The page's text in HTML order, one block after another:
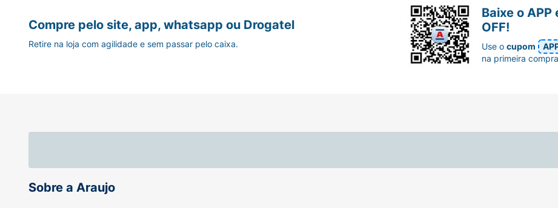
Sobre a Araujo
Compre pelo site, app, whatsapp ou Drogatel
Retire na loja com agilidade e sem passar pelo caixa.
Baixe o APP
OFF!
Use ocupom
na primeira compra